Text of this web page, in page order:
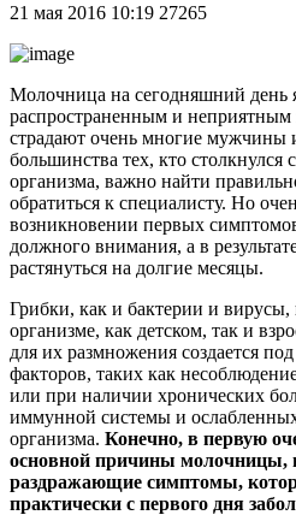
21 мая 2016 10:19 27265
Молочница на сегодняшний день
распространенным и неприятным
страдают очень многие
большинства тех, кто
организма, важно найти
обратиться к специалисту. Но
возникновении первых
должного внимания, а в
растянуться на долгие месяцы.
Грибки, как и бактерии и
организме, как детском, так и
для их размножения создается
факторов, таких как
или при наличии хронических
иммунной системы и
организма. Конечно, в первую
основной причины молочницы,
раздражающие симптомы,
практически с первого дня